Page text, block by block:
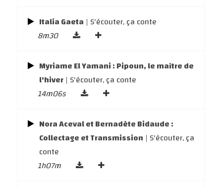
Italia Gaeta | S'écouter, ça conte
8m30
Myriame El Yamani : Pipoun, le maître de
l'hiver | S'écouter, ça conte
14m06s
Nora Aceval et Bernadète Bidaude :
Collectage et Transmission | S'écouter, ça
conte
1h07m